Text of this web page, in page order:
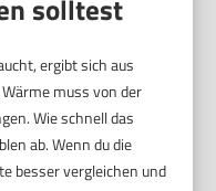
solltest
ergibt sich aus
muss von der
Wie schnell das
ab. Wenn du die
besser vergleichen und